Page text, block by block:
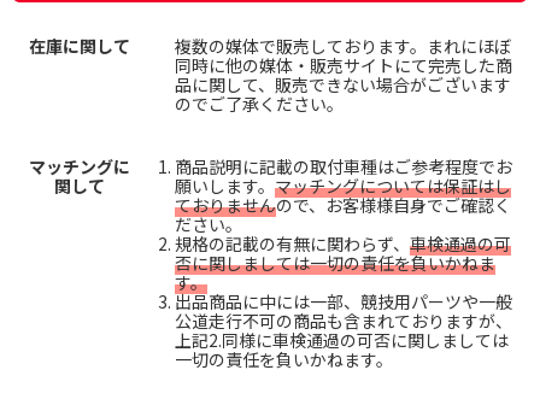
在庫に関して
複数の媒体で販売しております。まれにほぼ
同時に他の媒体・販売サイトにて完売した商
品に関して、販売できない場合がございます
のでご了承ください。
マッチングに
関して
商品説明に記載の取付車種はご参考程度でお
願いします。 マッチングについては保証はし
ておりませんので、お客様様自身でご確認く
ださい。
規格の記載の有無に関わらず、 車検通過の可
否に関しましては一切の責任を負いかねま
す。
出品商品に中には一部、競技用パーツや一般
公道走行不可の商品も含まれておりますが、
上記2.同様に車検通過の可否に関しましては
一切の責任を負いかねます。